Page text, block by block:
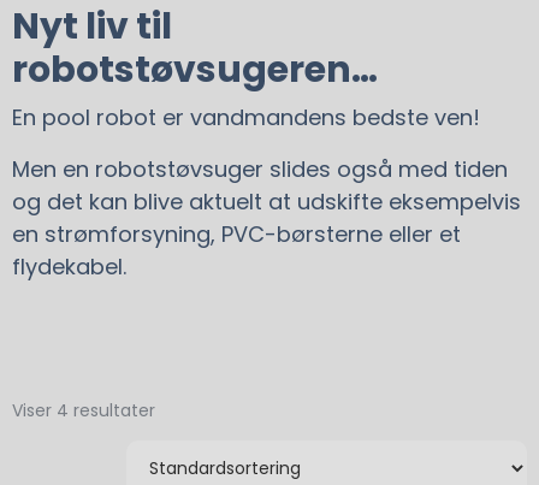
Nyt liv til
robotstøvsugeren…
En pool robot er vandmandens bedste ven!
Men en robotstøvsuger slides også med tiden
og det kan blive aktuelt at udskifte eksempelvis
en strømforsyning, PVC-børsterne eller et
flydekabel.
Viser 4 resultater